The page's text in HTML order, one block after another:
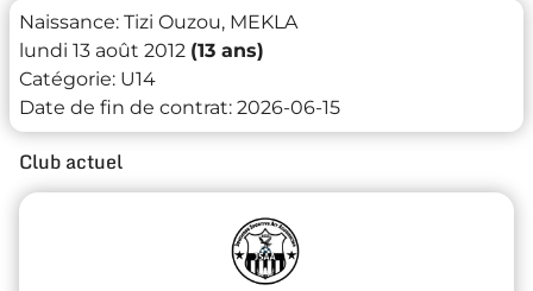
Naissance: Tizi Ouzou, MEKLA
lundi 13 août 2012 (13 ans)
Catégorie: U14
Date de fin de contrat: 2026-06-15
Club actuel